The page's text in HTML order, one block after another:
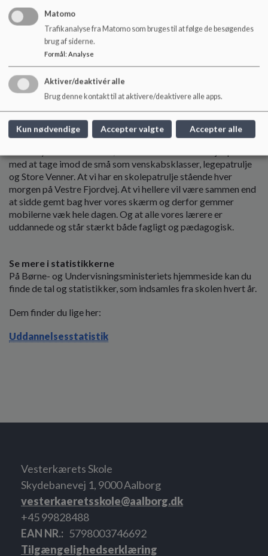
med at tage imod de små som venskabsklasser, legepatrulje
og Store Venner. At vi har en skolepatrulje stående hver
morgen på Vestre Fjordvej. At vi hellere vil være sammen end
at sidde gemt bag hver vores skærm og derfor gemmer
mobilerne væk hele dagen. Og at alle vores lærere er
uddannede og står stærkt både fagligt og pædagogisk.
Se mere i statistikkerne
På Børne- og Undervisningsministeriets hjemmeside kan du
finde de tal og statistikker, som indsamles fra skolen hvert år.
Dem finder du lige her:
Uddannelsesstatistik
Vesterkærets Skole
Skydebanevej 1, 9000 Aalborg
vesterkaeretsskole@aalborg.dk
+45 99828488
EAN NR.
5798003746692
Tilgængelighedserklæring
Matomo
Trafikanalyse fra Matomo som bruges til at følge de besøgendes
brug af siderne.
Formål: Analyse
Aktiver/deaktivér alle
Brug denne kontakt til at aktivere/deaktivere alle apps.
Kun nødvendige Accepter valgte Accepter alle